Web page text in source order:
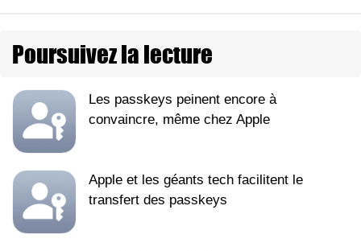
Poursuivez la lecture
Les passkeys peinent encore à
convaincre, même chez Apple
Apple et les géants tech facilitent le
transfert des passkeys